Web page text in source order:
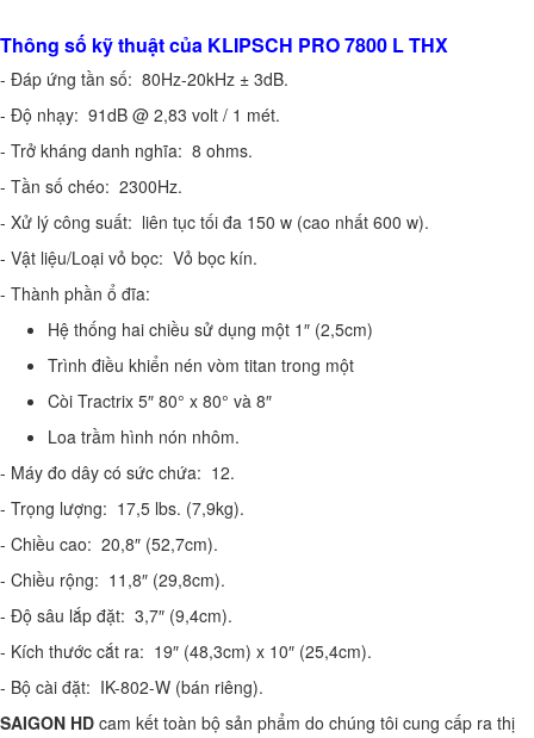
Thông số kỹ thuật của KLIPSCH PRO 7800 L THX
- Đáp ứng tần số: 80Hz-20kHz ± 3dB.
- Độ nhạy: 91dB @ 2,83 volt / 1 mét.
- Trở kháng danh nghĩa: 8 ohms.
- Tần số chéo: 2300Hz.
- Xử lý công suất: liên tục tối đa 150 w (cao nhất 600 w).
- Vật liệu/Loại vỏ bọc: Vỏ bọc kín.
- Thành phần ổ đĩa:
Hệ thống hai chiều sử dụng một 1″ (2,5cm)
Trình điều khiển nén vòm titan trong một
Còi Tractrix 5″ 80° x 80° và 8″
Loa trầm hình nón nhôm.
- Máy đo dây có sức chứa: 12.
- Trọng lượng: 17,5 lbs. (7,9kg).
- Chiều cao: 20,8″ (52,7cm).
- Chiều rộng: 11,8″ (29,8cm).
- Độ sâu lắp đặt: 3,7″ (9,4cm).
- Kích thước cắt ra: 19″ (48,3cm) x 10″ (25,4cm).
- Bộ cài đặt: IK-802-W (bán riêng).
SAIGON HD cam kết toàn bộ sản phẩm do chúng tôi cung cấp ra thị